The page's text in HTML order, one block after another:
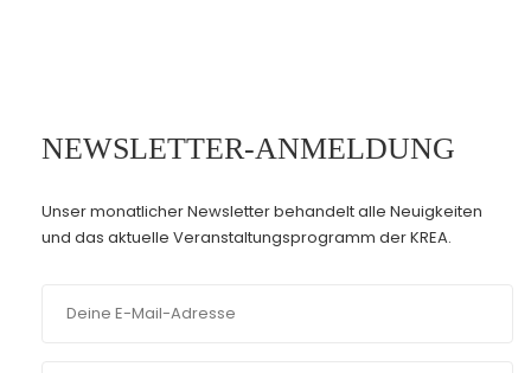
NEWSLETTER-ANMELDUNG
Unser monatlicher Newsletter behandelt alle Neuigkeiten
und das aktuelle Veranstaltungsprogramm der KREA.